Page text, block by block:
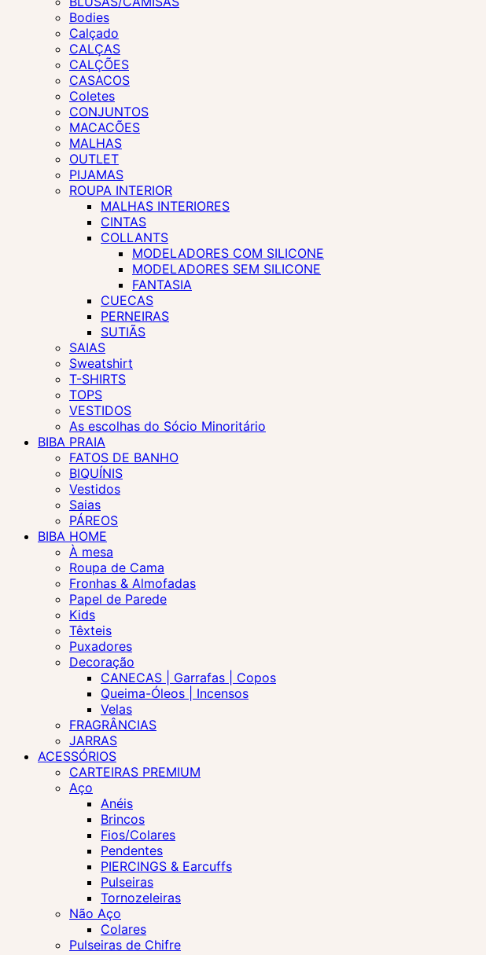
Bodies
Calçado
CALÇAS
CALÇÕES
CASACOS
Coletes
CONJUNTOS
MACACÕES
MALHAS
OUTLET
PIJAMAS
ROUPA INTERIOR
MALHAS INTERIORES
CINTAS
COLLANTS
MODELADORES COM SILICONE
MODELADORES SEM SILICONE
FANTASIA
CUECAS
PERNEIRAS
SUTIÃS
SAIAS
Sweatshirt
T-SHIRTS
TOPS
VESTIDOS
As escolhas do Sócio Minoritário
BIBA PRAIA
FATOS DE BANHO
BIQUÍNIS
Vestidos
Saias
PÁREOS
BIBA HOME
À mesa
Roupa de Cama
Fronhas & Almofadas
Papel de Parede
Kids
Têxteis
Puxadores
Decoração
CANECAS | Garrafas | Copos
Queima-Óleos | Incensos
Velas
FRAGRÂNCIAS
JARRAS
ACESSÓRIOS
CARTEIRAS PREMIUM
Aço
Anéis
Brincos
Fios/Colares
Pendentes
PIERCINGS & Earcuffs
Pulseiras
Tornozeleiras
Não Aço
Colares
Pulseiras de Chifre